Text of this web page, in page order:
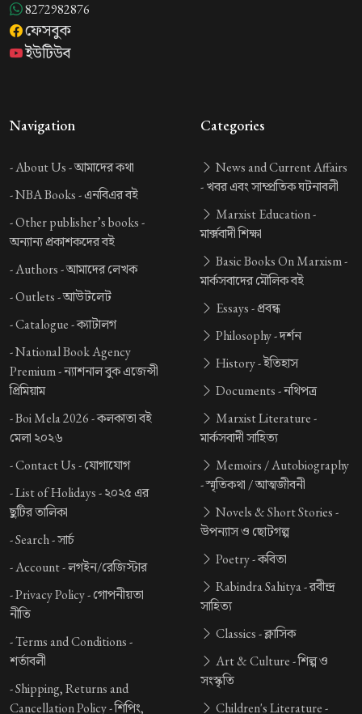
8272982876
ফেসবুক
ইউটিউব
Navigation
-About Us -আমাদের কথা
-NBA Books -এনবিএর বই
-Other publisher’s books -
অন্যান্য প্রকাশকদের বই
-Authors -আমাদের লেখক
-Outlets -আউটলেট
-Catalogue -ক্যাটালগ
-National Book Agency
Premium -ন্যাশনাল বুক এজেন্সী
প্রিমিয়াম
-Boi Mela 2026 -কলকাতা বই
মেলা ২০২৬
-Contact Us -যোগাযোগ
-List of Holidays -২০২৫ এর
ছুটির তালিকা
-Search -সার্চ
-Account -লগইন/রেজিস্টার
-Privacy Policy -গোপনীয়তা
নীতি
-Terms and Conditions -
শর্তাবলী
-Shipping, Returns and
Cancellation Policy -শিপিং,
Categories
News and Current Affairs
-খবর এবং সাম্প্রতিক ঘটনাবলী
Marxist Education -
মার্ক্সবাদী শিক্ষা
Basic Books On Marxism -
মার্কসবাদের মৌলিক বই
Essays -প্রবন্ধ
Philosophy -দর্শন
History -ইতিহাস
Documents -নথিপত্র
Marxist Literature -
মার্কসবাদী সাহিত্য
Memoirs / Autobiography
-স্মৃতিকথা / আত্মজীবনী
Novels & Short Stories -
উপন্যাস ও ছোটগল্প
Poetry -কবিতা
Rabindra Sahitya -রবীন্দ্র
সাহিত্য
Classics -ক্লাসিক
Art & Culture -শিল্প ও
সংস্কৃতি
Children's Literature -